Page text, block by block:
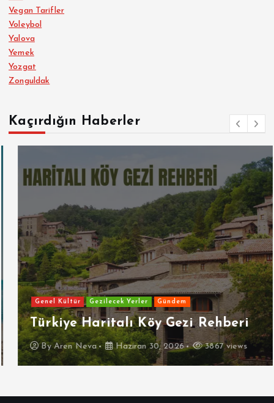
Vegan Tarifler
Voleybol
Yalova
Yemek
Yozgat
Zonguldak
Kaçırdığın Haberler
Genel Kültür Gezilecek Yerler Gündem
Türkiye Haritalı Köy Gezi Rehberi
ByAren Neva Haziran 30, 2026 3867 views